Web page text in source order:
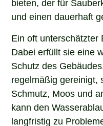
bieten, der für
und einen dauerhaft
Ein oft unterschätzter
Dabei erfüllt sie eine
Schutz des
regelmäßig gereinigt,
Schmutz, Moos und
kann den
langfristig zu